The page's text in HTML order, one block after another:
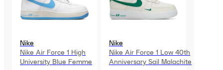
Nike
Nike Air Force 1 High
University Blue Femme
Nike
Nike Air Force 1 Low 40th
Anniversary Sail Malachite